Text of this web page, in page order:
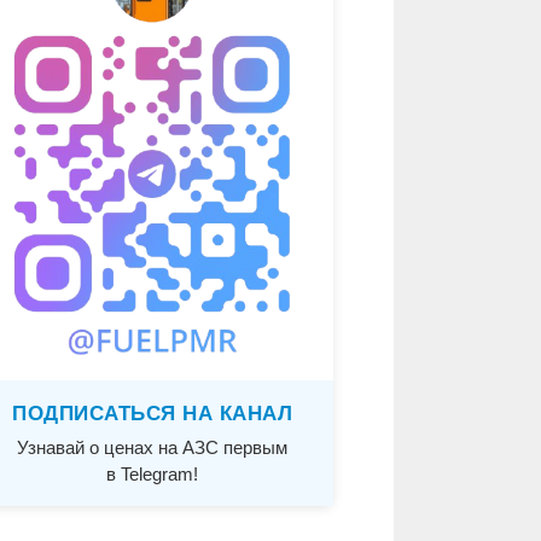
ПОДПИСАТЬСЯ НА КАНАЛ
Узнавай о ценах на АЗС первым
в Telegram!